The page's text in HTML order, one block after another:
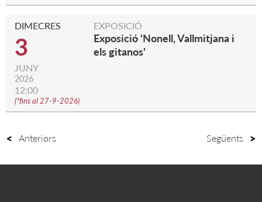
DIMECRES
3
JUNY
2026
12:00
(*fins al 27-9-2026)
EXPOSICIÓ
Exposició 'Nonell, Vallmitjana i
els gitanos'
Anteriors Següents